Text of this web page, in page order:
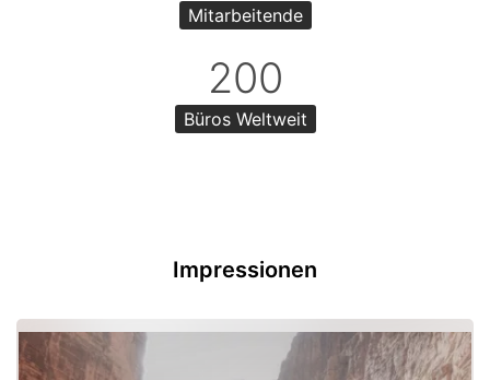
Mitarbeitende
200
Büros Weltweit
Impressionen